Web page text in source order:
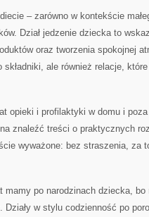
– zarówno w kontekście
Dział jedzenie dziecka to
oraz tworzenia spokojnej
ale również relacje,
opieki i profilaktyki w domu i
znaleźć treści o praktycznych
wyważone: bez straszenia, za
mamy po narodzinach dziecka,
w stylu codzienność po